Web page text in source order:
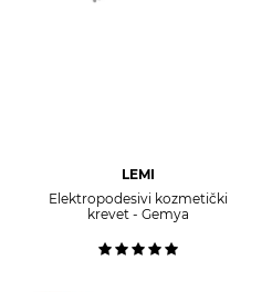
LEMI
Elektropodesivi kozmetički
krevet - Gemya